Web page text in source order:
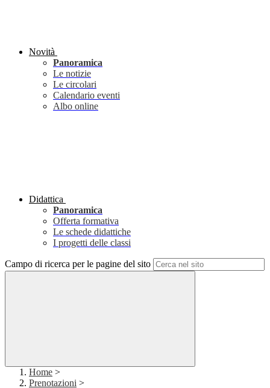
Novità
Panoramica
Le notizie
Le circolari
Calendario eventi
Albo online
Didattica
Panoramica
Offerta formativa
Le schede didattiche
I progetti delle classi
Campo di ricerca per le pagine del sito
Home >
Prenotazioni >